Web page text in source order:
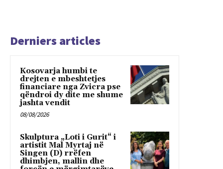
Derniers articles
Kosovarja humbi te
drejten e mbeshtetjes
financiare nga Zvicra pse
qëndroi dy dite me shume
jashta vendit
08/08/2026
Skulptura „Loti i Gurit“ i
artistit Mal Myrtaj në
Singen (D) rrëfen
dhimbjen, mallin dhe